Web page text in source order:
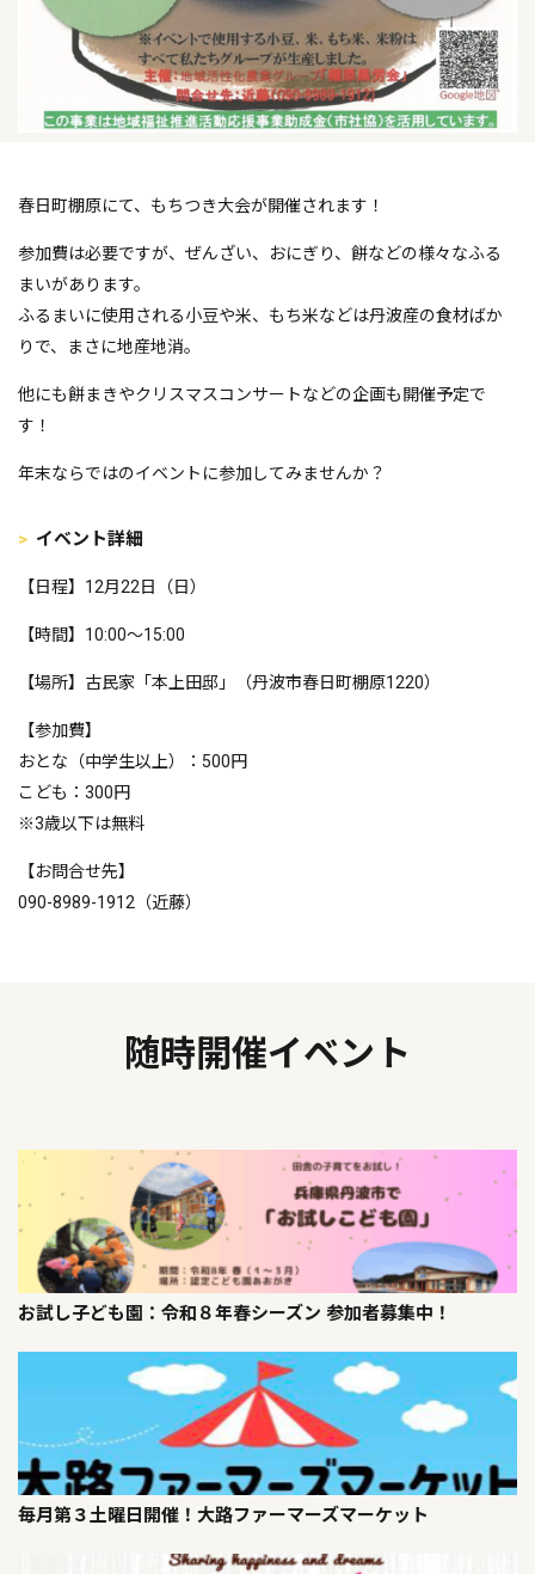
春日町棚原にて、もちつき大会が開催されます！
参加費は必要ですが、ぜんざい、おにぎり、餅などの様々なふる
まいがあります。
ふるまいに使用される小豆や米、もち米などは丹波産の食材ばか
りで、まさに地産地消。
他にも餅まきやクリスマスコンサートなどの企画も開催予定で
す！
年末ならではのイベントに参加してみませんか？
イベント詳細
【日程】12月22日（日）
【時間】10:00～15:00
【場所】古民家「本上田邸」（丹波市春日町棚原1220）
【参加費】
おとな（中学生以上）：500円
こども：300円
※3歳以下は無料
【お問合せ先】
090-8989-1912（近藤）
随時開催イベント
お試し子ども園：令和８年春シーズン 参加者募集中！
毎月第３土曜日開催！大路ファーマーズマーケット